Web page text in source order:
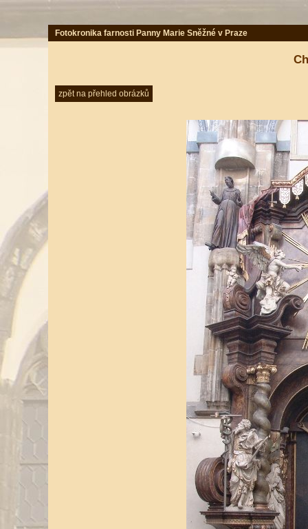
Fotokronika farnosti Panny Marie Sněžné v Praze
zpět na přehled obrázků